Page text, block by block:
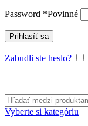
Password *Povinné
Prihlasíť sa
Zabudli ste heslo?
Vyberte si kategóriu